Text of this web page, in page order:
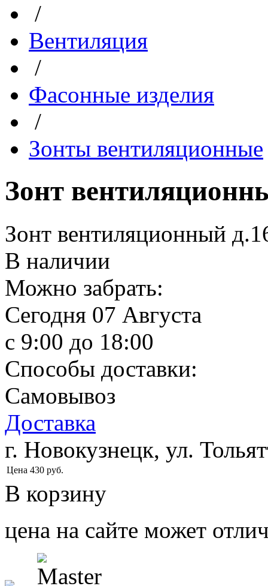
/
Вентиляция
/
Фасонные изделия
/
Зонты вентиляционные
Зонт
Зонт вентиляционный
В наличии
Можно забрать:
Сегодня 07 Августа
c 9:00 до 18:00
Способы доставки:
Самовывоз
Доставка
г. Новокузнецк, ул.
Цена 430 руб.
В корзину
цена на сайте может